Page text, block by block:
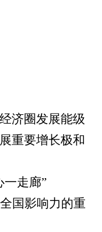
济圈发展能级
重要增长极和
走廊”
国影响力的重